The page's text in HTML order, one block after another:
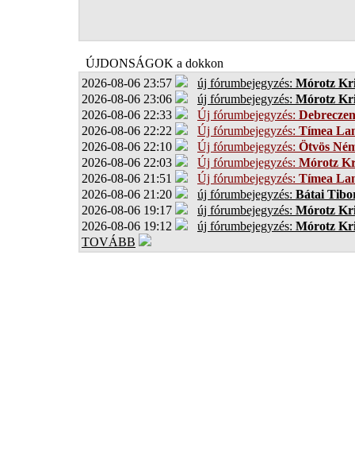
ÚJDONSÁGOK a dokkon
2026-08-06 23:57
új fórumbejegyzés: Mórotz
2026-08-06 23:06
új fórumbejegyzés: Mórotz
2026-08-06 22:33
Új fórumbejegyzés:
2026-08-06 22:22
Új fórumbejegyzés: Tímea
2026-08-06 22:10
Új fórumbejegyzés: Ötvös
2026-08-06 22:03
Új fórumbejegyzés: Mórotz
2026-08-06 21:51
Új fórumbejegyzés: Tímea
2026-08-06 21:20
új fórumbejegyzés: Bátai
2026-08-06 19:17
új fórumbejegyzés: Mórotz
2026-08-06 19:12
új fórumbejegyzés: Mórotz
TOVÁBB